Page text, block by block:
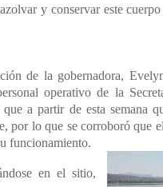
y conservar este
de la gobernadora,
operativo de la
a partir de esta semana
por lo que se corroboró que
funcionamiento.
en el sitio,